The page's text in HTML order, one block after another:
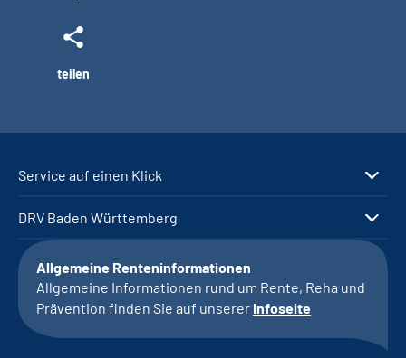
teilen
Service auf einen Klick
DRV Baden Württemberg
Allgemeine Renteninformationen
Allgemeine Informationen rund um Rente, Reha und
Prävention finden Sie auf unserer Infoseite